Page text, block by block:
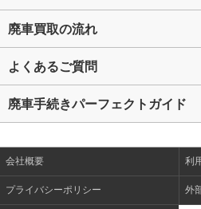
廃車買取の流れ
よくあるご質問
廃車手続きパーフェクトガイド
会社概要 利
プライバシーポリシー 外